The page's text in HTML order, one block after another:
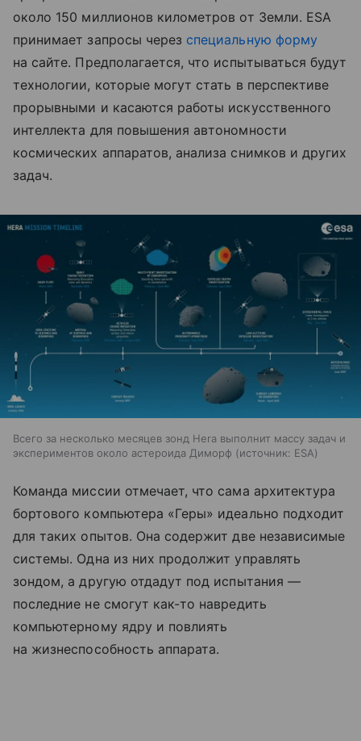
около 150 миллионов километров от Земли. ESA
принимает запросы через специальную форму
на сайте. Предполагается, что испытываться будут
технологии, которые могут стать в перспективе
прорывными и касаются работы искусственного
интеллекта для повышения автономности
космических аппаратов, анализа снимков и других
задач.
Всего за несколько месяцев зонд Hera выполнит массу задач и
экспериментов около астероида Диморф
источник: ESA
Команда миссии отмечает, что сама архитектура
бортового компьютера «Геры» идеально подходит
для таких опытов. Она содержит две независимые
системы. Одна из них продолжит управлять
зондом, а другую отдадут под испытания —
последние не смогут как-то навредить
компьютерному ядру и повлиять
на жизнеспособность аппарата.